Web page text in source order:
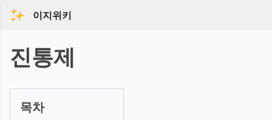
이지위키
진통제
목차